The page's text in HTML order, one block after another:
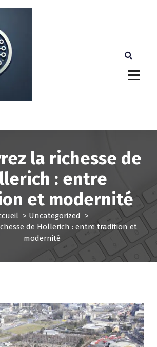
la richesse de
: entre
et modernité
> Uncategorized >
de Hollerich : entre tradition et
modernité